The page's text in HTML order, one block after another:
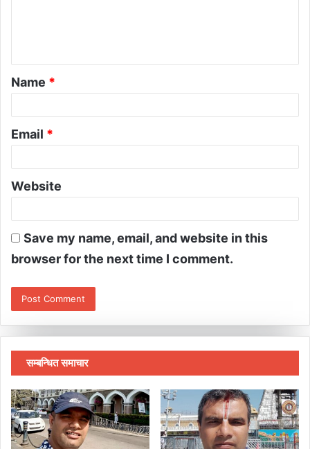
Name *
Email *
Website
Save my name, email, and website in this
browser for the next time I comment.
सम्बन्धित समाचार